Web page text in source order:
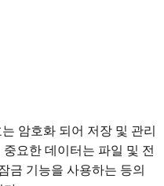
암호화 되어 저장 및 관리
요한 데이터는 파일 및 전
금 기능을 사용하는 등의